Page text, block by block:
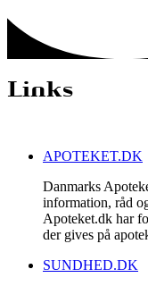
Links
APOTEKET.DK
Danmarks
information, råd
Apoteket.dk har
der gives på
SUNDHED.DK